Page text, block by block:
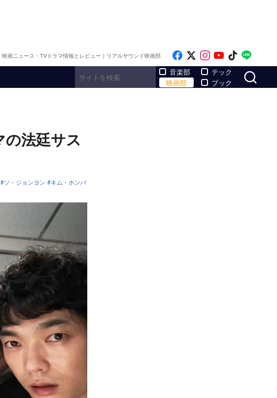
映画ニュース・TVドラマ情報とレビュー｜リアルサウンド映画部 Like on Facebook
Follow on x
Follow on
Follow on
Follow
音楽部
映画部
テック
ブック
法廷サス
ソ・ジョンヨン キム・ホンパ